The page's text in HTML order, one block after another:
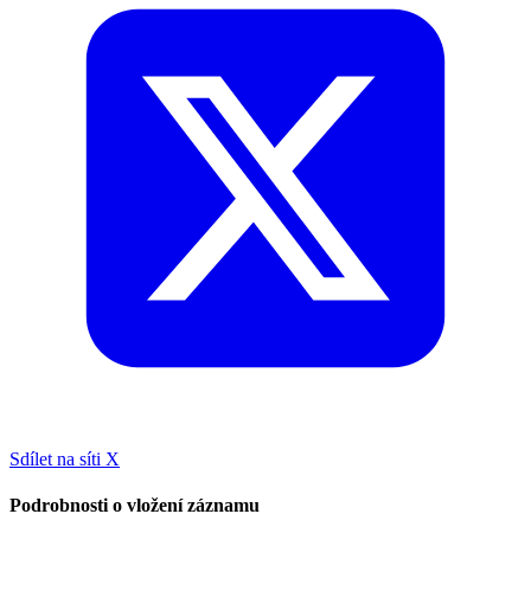
Sdílet na síti X
Podrobnosti o vložení záznamu